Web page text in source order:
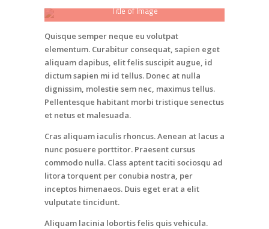
Title of Image
Quisque semper neque eu volutpat
elementum. Curabitur consequat, sapien eget
aliquam dapibus, elit felis suscipit augue, id
dictum sapien mi id tellus. Donec at nulla
dignissim, molestie sem nec, maximus tellus.
Pellentesque habitant morbi tristique senectus
et netus et malesuada.
Cras aliquam iaculis rhoncus. Aenean at lacus a
nunc posuere porttitor. Praesent cursus
commodo nulla. Class aptent taciti sociosqu ad
litora torquent per conubia nostra, per
inceptos himenaeos. Duis eget erat a elit
vulputate tincidunt.
Aliquam lacinia lobortis felis quis vehicula.